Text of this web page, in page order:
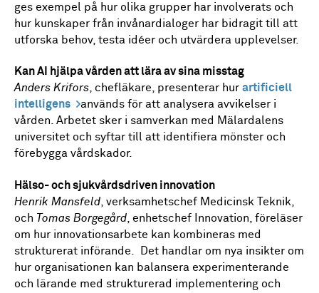
ges exempel på hur olika grupper har involverats och
hur kunskaper från invånardialoger har bidragit till att
utforska behov, testa idéer och utvärdera upplevelser.
Kan AI hjälpa vården att lära av sina misstag
Anders Krifors, chefläkare, presenterar hur artificiell
intelligens
används för att analysera avvikelser i
vården. Arbetet sker i samverkan med Mälardalens
universitet och syftar till att identifiera mönster och
förebygga vårdskador.
Hälso- och sjukvårdsdriven innovation
Henrik Mansfeld , verksamhetschef Medicinsk Teknik,
och Tomas Borgegård , enhetschef Innovation, föreläser
om hur innovationsarbete kan kombineras med
strukturerat införande. Det handlar om nya insikter om
hur organisationen kan balansera experimenterande
och lärande med strukturerad implementering och